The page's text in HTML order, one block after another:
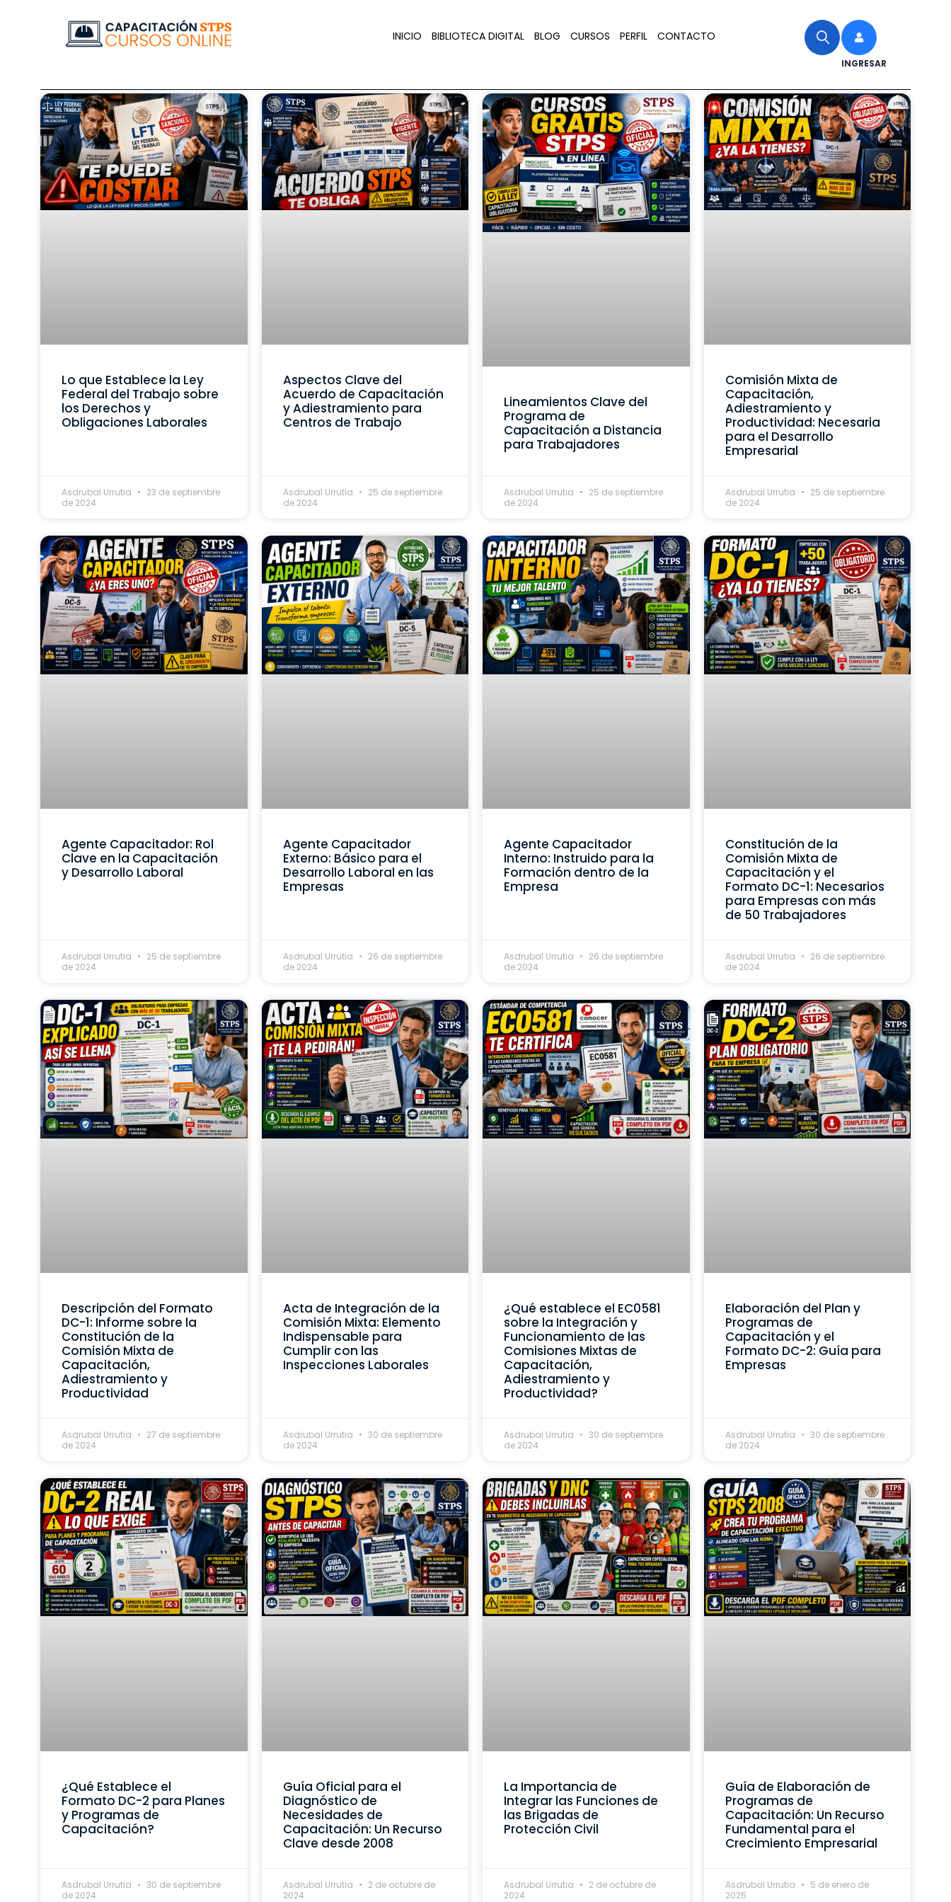
INICIO BIBLIOTECA DIGITAL BLOG CURSOS PERFIL CONTACTO
INGRESAR
Lo que Establece la Ley
Federal del Trabajo sobre
los Derechos y
Obligaciones Laborales
Asdrubal Urrutia
23 de septiembre
de 2024
Aspectos Clave del
Acuerdo de Capacitación
y Adiestramiento para
Centros de Trabajo
Asdrubal Urrutia
25 de septiembre
de 2024
Lineamientos Clave del
Programa de
Capacitación a Distancia
para Trabajadores
Asdrubal Urrutia
25 de septiembre
de 2024
Comisión Mixta de
Capacitación,
Adiestramiento y
Productividad: Necesaria
para el Desarrollo
Empresarial
Asdrubal Urrutia
25 de septiembre
de 2024
Agente Capacitador: Rol
Clave en la Capacitación
y Desarrollo Laboral
Asdrubal Urrutia
25 de septiembre
de 2024
Agente Capacitador
Externo: Básico para el
Desarrollo Laboral en las
Empresas
Asdrubal Urrutia
26 de septiembre
de 2024
Agente Capacitador
Interno: Instruido para la
Formación dentro de la
Empresa
Asdrubal Urrutia
26 de septiembre
de 2024
Constitución de la
Comisión Mixta de
Capacitación y el
Formato DC-1: Necesarios
para Empresas con más
de 50 Trabajadores
Asdrubal Urrutia
26 de septiembre
de 2024
Descripción del Formato
DC-1: Informe sobre la
Constitución de la
Comisión Mixta de
Capacitación,
Adiestramiento y
Productividad
Asdrubal Urrutia
27 de septiembre
de 2024
Acta de Integración de la
Comisión Mixta: Elemento
Indispensable para
Cumplir con las
Inspecciones Laborales
Asdrubal Urrutia
30 de septiembre
de 2024
¿Qué establece el EC0581
sobre la Integración y
Funcionamiento de las
Comisiones Mixtas de
Capacitación,
Adiestramiento y
Productividad?
Asdrubal Urrutia
30 de septiembre
de 2024
Elaboración del Plan y
Programas de
Capacitación y el
Formato DC-2: Guía para
Empresas
Asdrubal Urrutia
30 de septiembre
de 2024
¿Qué Establece el
Formato DC-2 para Planes
y Programas de
Capacitación?
Asdrubal Urrutia
30 de septiembre
de 2024
Guía Oficial para el
Diagnóstico de
Necesidades de
Capacitación: Un Recurso
Clave desde 2008
Asdrubal Urrutia
2 de octubre de
2024
La Importancia de
Integrar las Funciones de
las Brigadas de
Protección Civil
Asdrubal Urrutia
2 de octubre de
2024
Guía de Elaboración de
Programas de
Capacitación: Un Recurso
Fundamental para el
Crecimiento Empresarial
Asdrubal Urrutia
5 de enero de
2025